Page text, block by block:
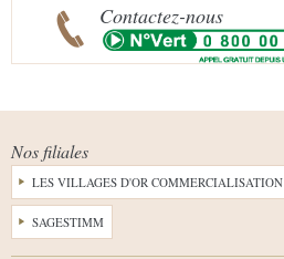
Contactez-nous
Nos filiales
LES VILLAGES D'OR COMMERCIALISATION
SAGESTIMM